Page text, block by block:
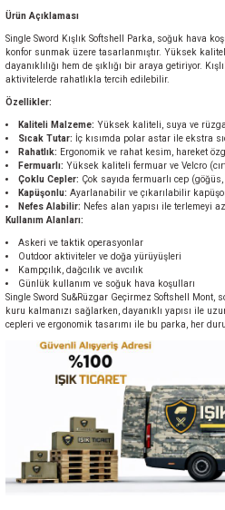
Ürün Açıklaması
Single Sword Kışlık Softshell Parka, soğuk hava
konfor sunmak üzere tasarlanmıştır. Yüksek
dayanıklılığı hem de şıklığı bir araya getiriyor.
aktivitelerde rahatlıkla tercih edilebilir.
Özellikler:
Kaliteli Malzeme: Yüksek kaliteli, suya ve
Sıcak Tutar: İç kısımda polar astar ile ekstra
Rahatlık: Ergonomik ve rahat kesim, hareket
Fermuarlı: Yüksek kaliteli fermuar ve Velcro
Çoklu Cepler: Çok sayıda fermuarlı cep
Kapüşonlu: Ayarlanabilir ve çıkarılabilir
Nefes Alabilir: Nefes alan yapısı ile terlemeyi
Kullanım Alanları:
Askeri ve taktik operasyonlar
Outdoor aktiviteler ve doğa yürüyüşleri
Kampçılık, dağcılık ve avcılık
Günlük kullanım ve soğuk hava koşulları
Single Sword Su&Rüzgar Geçirmez Softshell Mont,
kuru kalmanızı sağlarken, dayanıklı yapısı ile
cepleri ve ergonomik tasarımı ile bu parka, her